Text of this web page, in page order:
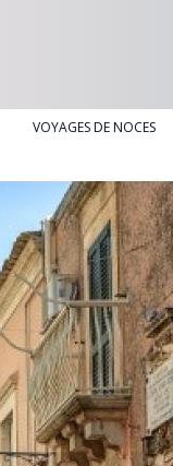
VOYAGES DE NOCES